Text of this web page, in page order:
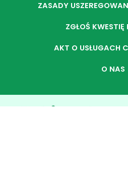
ZASADY
ZGŁOŚ
AKT O USŁUGACH
O NAS